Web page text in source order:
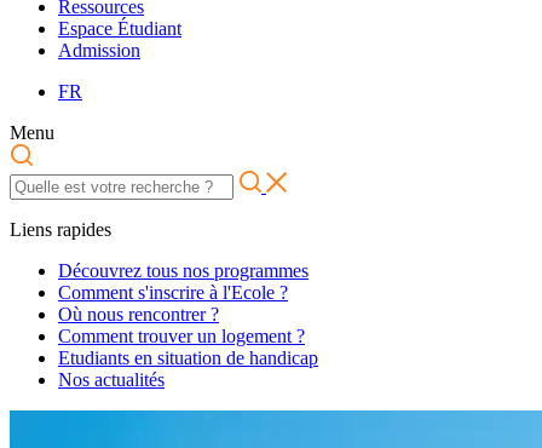
Ressources
Espace Étudiant
Admission
FR
Menu
Liens rapides
Découvrez tous nos programmes
Comment s'inscrire à l'Ecole ?
Où nous rencontrer ?
Comment trouver un logement ?
Etudiants en situation de handicap
Nos actualités